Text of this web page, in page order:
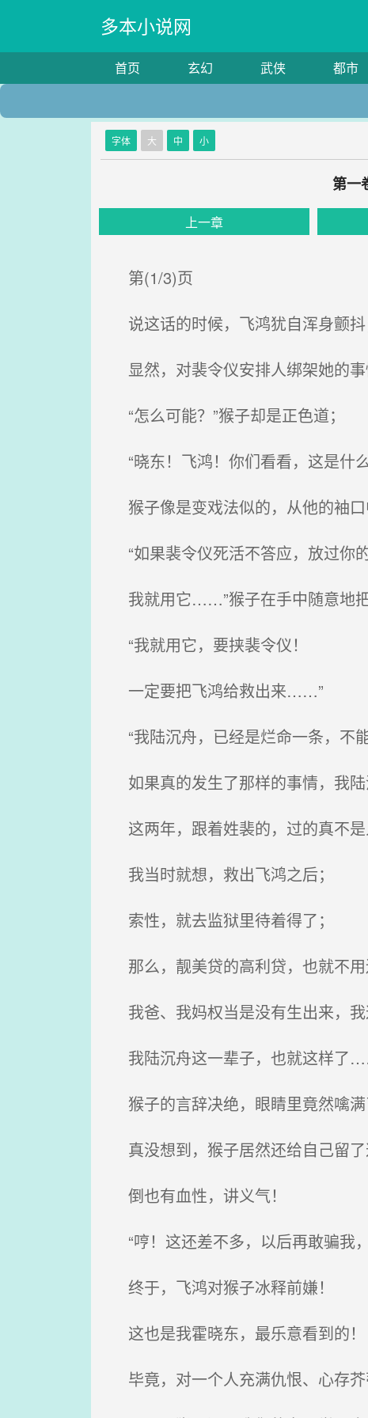
多本小说网
首页 玄幻 武侠 都市
字体 大 中 小
第一
上一章
第(1/3)页
说这话的时候，飞鸿犹自浑身颤抖
显然，对裴令仪安排人绑架她的事
“怎么可能？”猴子却是正色道；
“晓东！飞鸿！你们看看，这是什
猴子像是变戏法似的，从他的袖口
“如果裴令仪死活不答应，放过你的
我就用它……”猴子在手中随意地把
“我就用它，要挟裴令仪！
一定要把飞鸿给救出来……”
“我陆沉舟，已经是烂命一条，不
如果真的发生了那样的事情，我陆
这两年，跟着姓裴的，过的真不是
我当时就想，救出飞鸿之后；
索性，就去监狱里待着得了；
那么，靓美贷的高利贷，也就不用
我爸、我妈权当是没有生出来，我
我陆沉舟这一辈子，也就这样了
猴子的言辞决绝，眼睛里竟然噙满
真没想到，猴子居然还给自己留了
倒也有血性，讲义气！
“哼！这还差不多，以后再敢骗我
终于，飞鸿对猴子冰释前嫌！
这也是我霍晓东，最乐意看到的！
毕竟，对一个人充满仇恨、心存芥